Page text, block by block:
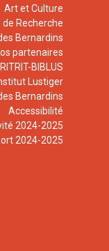
Art et Culture
de Recherche
Bernardins
partenaires
BIBLUS
Lustiger
Bernardins
Accessibilité
2024-2025
2024-2025